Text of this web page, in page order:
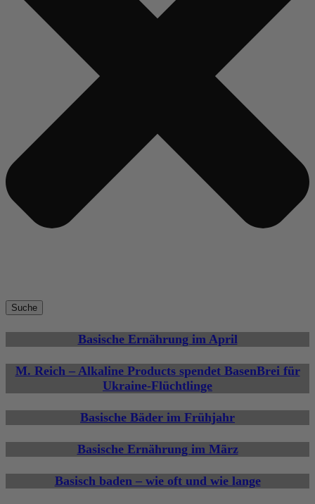
Suche
Basische Ernährung im April
M. Reich – Alkaline Products spendet BasenBrei für
Ukraine-Flüchtlinge
Basische Bäder im Frühjahr
Basische Ernährung im März
Basisch baden – wie oft und wie lange